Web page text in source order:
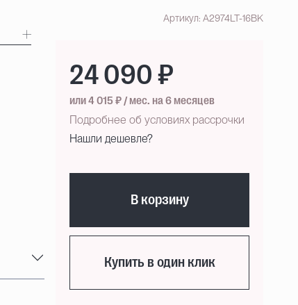
Артикул: A2974LT-16BK
24 090 ₽
или 4 015 ₽ / мес. на 6 месяцев
Подробнее об условиях рассрочки
Нашли дешевле?
В корзину
Купить в один клик